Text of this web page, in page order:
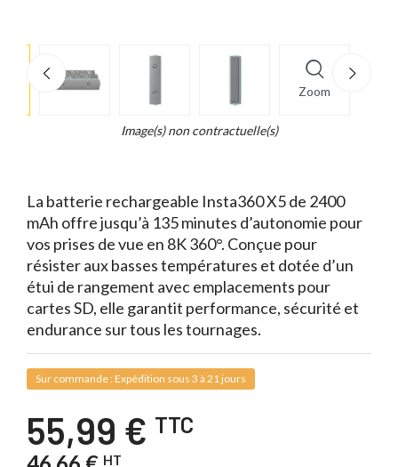
Zoom
Image(s) non contractuelle(s)
La batterie rechargeable Insta360 X5 de 2400
mAh offre jusqu’à 135 minutes d’autonomie pour
vos prises de vue en 8K 360°. Conçue pour
résister aux basses températures et dotée d’un
étui de rangement avec emplacements pour
cartes SD, elle garantit performance, sécurité et
endurance sur tous les tournages.
Sur commande : Expédition sous 3 à 21 jours
55,99 € TTC
HT